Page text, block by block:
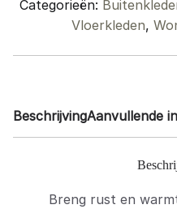
200
cm
quantity
Categorieën:
Vloerkleden,
BeschrijvingAanvullende
Breng rust en